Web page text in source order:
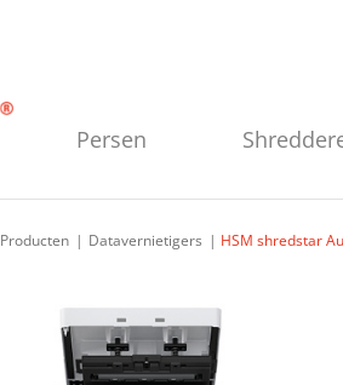
Persen
Producten Datavernietigers HSM shredstar